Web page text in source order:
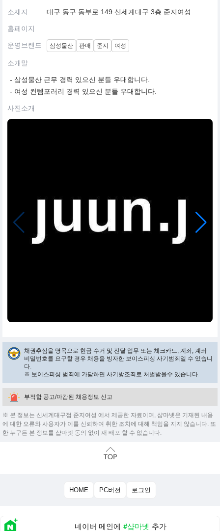
소재지 대구 동구 동부로 149 신세계대구 3층 준지여성
홈페이지
운영브랜드 삼성물산 판매 준지 여성
소개말
- 삼성물산 근무 경력 있으신 분들 우대합니다.
- 여성 컨템포러리 경력 있으신 분들 우대합니다.
사진소개
채권추심을 명목으로 현금 수거 및 전달 업무 또는 체크카드, 계좌, 계좌
비밀번호를 요구할 경우 채용을 빙자한 보이스피싱 사기범죄일 수 있습니
다.
※ 보이스피싱 범죄에 가담하면 사기방조죄로 처벌받을수 있습니다.
부적합 공고/마감된 채용정보 신고
※ 본 정보는 신세계대구점 준지여성 에서 제공한 자료이며, 샵마넷은 기재된 내용
에 대한 오류와 사용자가 이를 신뢰하여 취한 조치에 대해 책임을 지지 않습니다. 또
한 누구든 본 정보를 샵마넷 동의 없이 재 배포 할 수 없습니다.
HOME PC버전 로그인
네이버 메인에 #샵마넷 추가